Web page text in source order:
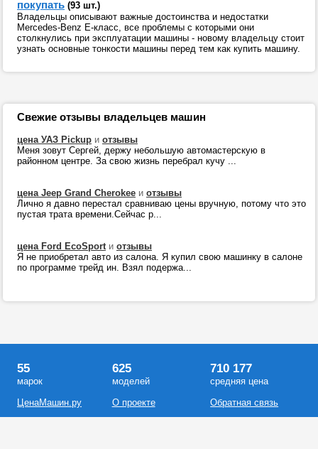
покупать (93 шт.)
Владельцы описывают важные достоинства и недостатки
Mercedes-Benz E-класс, все проблемы с которыми они
столкнулись при эксплуатации машины - новому владельцу стоит
узнать основные тонкости машины перед тем как купить машину.
Свежие отзывы владельцев машин
цена УАЗ Pickup и отзывы
Меня зовут Сергей, держу небольшую автомастерскую в
районном центре. За свою жизнь перебрал кучу ...
цена Jeep Grand Cherokee и отзывы
Лично я давно перестал сравниваю цены вручную, потому что это
пустая трата времени.Сейчас р...
цена Ford EcoSportи отзывы
Я не приобретал авто из салона. Я купил свою машинку в салоне
по программе трейд ин. Взял подержа...
55
марок
ЦенаМашин.ру
625
моделей
О проекте
710 177
средняя цена
Обратная связь